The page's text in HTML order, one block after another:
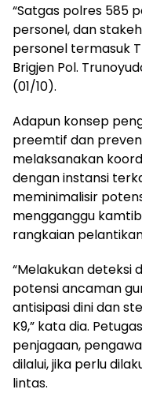
“Satgas polres 585
personel, dan
personel termasuk
Brigjen Pol.
(01/10).
Adapun konsep
preemtif dan
melaksanakan
dengan instansi
meminimalisir
mengganggu
rangkaian
“Melakukan deteksi
potensi ancaman
antisipasi dini dan
K9,” kata dia.
penjagaan,
dilalui, jika perlu
lintas.